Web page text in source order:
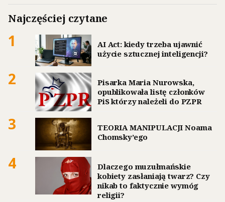
Najczęściej czytane
1
AI Act: kiedy trzeba ujawnić
użycie sztucznej inteligencji?
2
Pisarka Maria Nurowska,
opublikowała listę członków
PiS którzy należeli do PZPR
3
TEORIA MANIPULACJI Noama
Chomsky’ego
4
Dlaczego muzułmańskie
kobiety zasłaniają twarz? Czy
nikab to faktycznie wymóg
religii?